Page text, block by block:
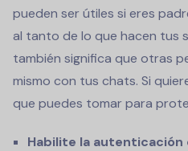
pueden ser útiles si eres
al tanto de lo que hacen tus
también significa que otras
mismo con tus chats. Si
que puedes tomar para
Habilite la